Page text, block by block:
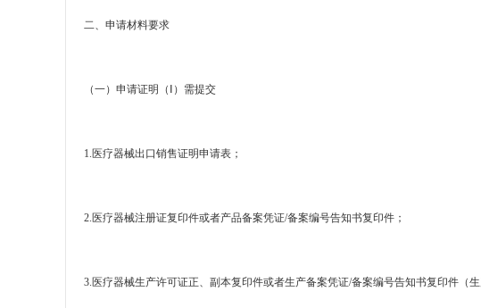
二、申请材料要求
（一）申请证明（Ⅰ）需提交
1. 医疗器械出口销售证明申请表；
2. 医疗器械注册证复印件或者产品备案凭证/备案编号告知书复印件；
3. 医疗器械生产许可证正、副本复印件或者生产备案凭证/备案编号告知书复印件（